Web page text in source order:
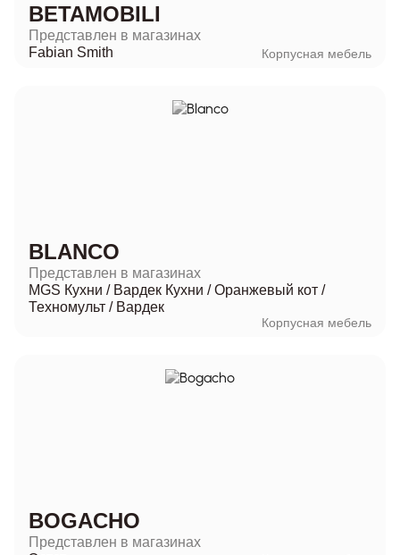
BETAMOBILI
Представлен в магазинах
Fabian Smith
Корпусная мебель
BLANCO
Представлен в магазинах
MGS Кухни / Вардек Кухни /Оранжевый кот /
Техномульт / Вардек
Корпусная мебель
BOGACHO
Представлен в магазинах